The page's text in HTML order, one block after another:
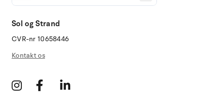
Sol og Strand
CVR-nr 10658446
Kontakt os